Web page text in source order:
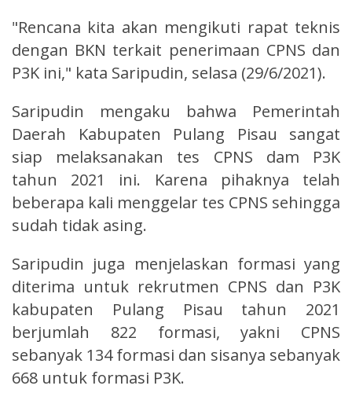
"Rencana kita akan mengikuti rapat teknis
dengan BKN terkait penerimaan CPNS dan
P3K ini," kata Saripudin, selasa (29/6/2021).
Saripudin mengaku bahwa Pemerintah
Daerah Kabupaten Pulang Pisau sangat
siap melaksanakan tes CPNS dam P3K
tahun 2021 ini. Karena pihaknya telah
beberapa kali menggelar tes CPNS sehingga
sudah tidak asing.
Saripudin juga menjelaskan formasi yang
diterima untuk rekrutmen CPNS dan P3K
kabupaten Pulang Pisau tahun 2021
berjumlah 822 formasi, yakni CPNS
sebanyak 134 formasi dan sisanya sebanyak
668 untuk formasi P3K.